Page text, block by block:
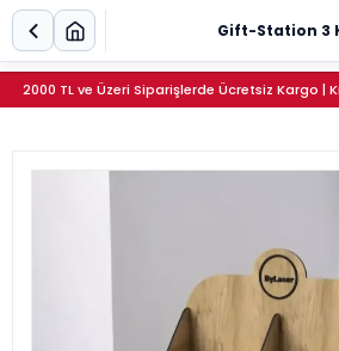
2000 TL ve Üzeri Siparişlerde Ücretsiz Kargo |
Gift-Station 3